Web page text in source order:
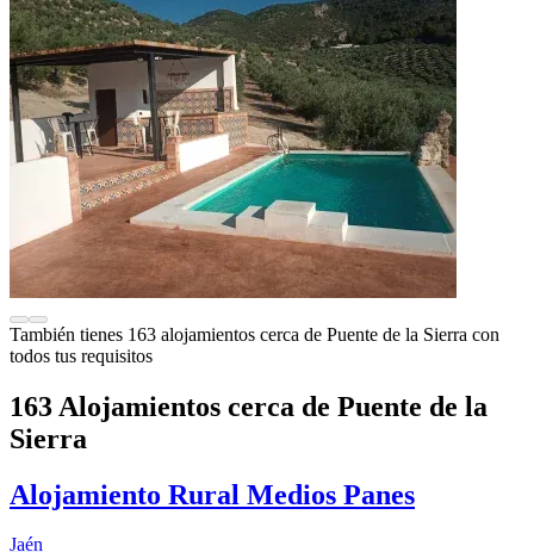
También tienes 163 alojamientos cerca de Puente de la Sierra con
todos tus requisitos
163 Alojamientos cerca de Puente de la
Sierra
Alojamiento Rural Medios Panes
Jaén